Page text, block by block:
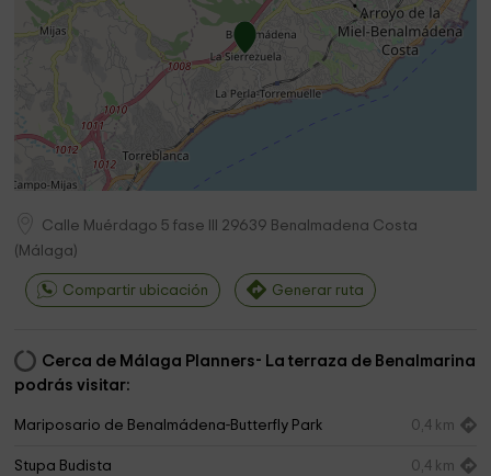
Calle Muérdago 5 fase III 29639 Benalmadena Costa
( Málaga)
Compartir ubicación Generar ruta
Cerca de Málaga Planners- La terraza de Benalmarina
podrás visitar:
Mariposario de Benalmádena-Butterfly Park 0,4 km
Stupa Budista 0,4 km